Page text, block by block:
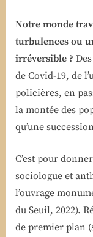
Notre monde
turbulences ou
irréversible ?
de Covid-19, de
policières, en
la montée des
qu’une
C’est pour
sociologue et
l’ouvrage
du Seuil, 2022).
de premier plan